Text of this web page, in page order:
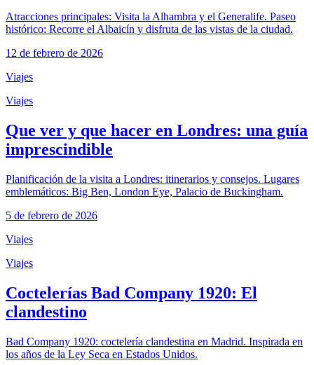
Atracciones principales: Visita la Alhambra y el Generalife. Paseo
histórico: Recorre el Albaicín y disfruta de las vistas de la ciudad.
12 de febrero de 2026
Viajes
Viajes
Que ver y que hacer en Londres: una guía
imprescindible
Planificación de la visita a Londres: itinerarios y consejos. Lugares
emblemáticos: Big Ben, London Eye, Palacio de Buckingham.
5 de febrero de 2026
Viajes
Viajes
Coctelerías Bad Company 1920: El
clandestino
Bad Company 1920: coctelería clandestina en Madrid. Inspirada en
los años de la Ley Seca en Estados Unidos.